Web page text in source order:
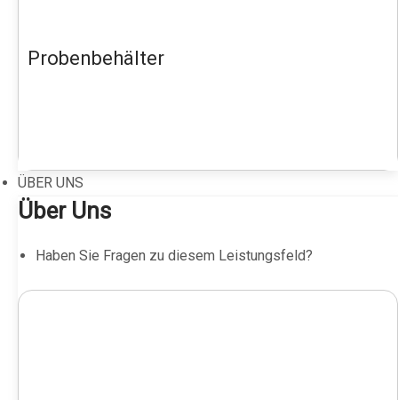
Probenbehälter
ÜBER UNS
Über Uns
Haben Sie Fragen zu diesem Leistungsfeld?